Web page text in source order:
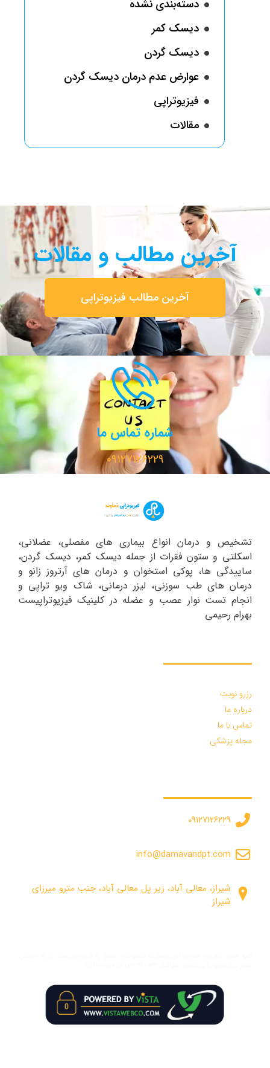
دسته‌بندی نشده
دیسک کمر
دیسک گردن
عوارض عدم درمان دیسک گردن
فیزیوتراپی
مقالات
آخرین مطالب و مقالات
آخرین مطالب فیزیوتراپی
شماره تماس ما
۰۹۱۲۷۱۲۶۲۲۹
تشخیص و درمان انواع بیماری های مفصلی، عضلانی،
اسکلتی و ستون فقرات از جمله دیسک کمر، دیسک گردن،
ساییدگی ها، پوکی استخوان و درمان های آرتروز زانو و
درمان های طب سوزنی، لیزر درمانی، شاک ویو تراپی و
انجام تست نوار عصب و عضله در کلینیک فیزیوتراپیست
بهرام رحیمی
رزرو نوبت
درباره ما
تماس با ما
مجله پزشکی
۰۹۱۲۷۱۲۶۲۲۹
info@damavandpt.com
شیراز، معالی آباد، زیر پل معالی آباد، جنب مترو میرزای
شیراز